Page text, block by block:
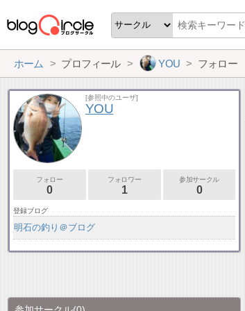
ホーム プロフィール YOU フォロー
[参照中のユーザ]
YOU
フォロー
0
フォロワー
1
参加サークル
0
登録ブログ
明石の釣り＠ブログ